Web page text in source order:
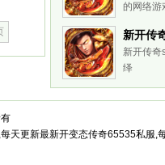
与精彩
的网络游
来介绍这
新开传
析-新开
乐趣
新开传奇
绎
天更新最新开变态传奇65535私服,